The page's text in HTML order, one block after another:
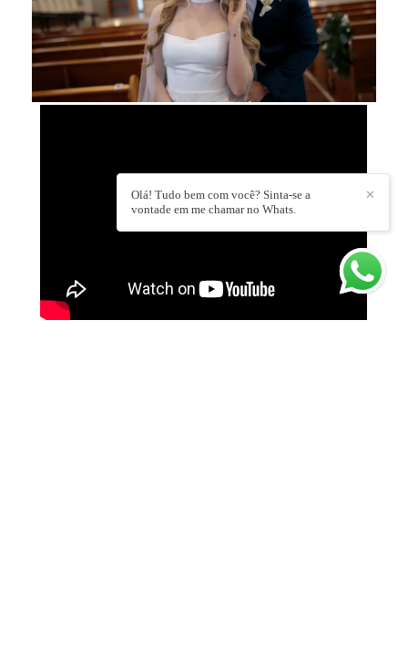
✕
Olá! Tudo bem com você? Sinta-se a
vontade em me chamar no Whats.